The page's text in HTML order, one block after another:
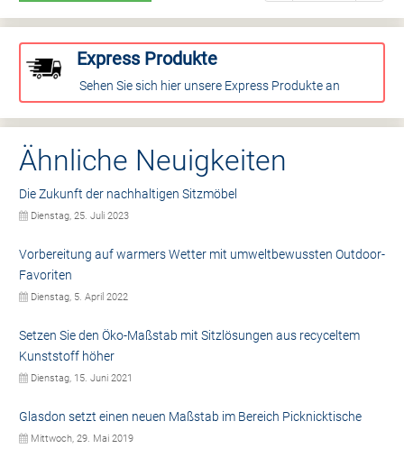
Express Produkte
Sehen Sie sich hier unsere Express Produkte an
Ähnliche Neuigkeiten
Die Zukunft der nachhaltigen Sitzmöbel
Dienstag, 25. Juli 2023
Vorbereitung auf warmers Wetter mit umweltbewussten Outdoor-
Favoriten
Dienstag, 5. April 2022
Setzen Sie den Öko-Maßstab mit Sitzlösungen aus recyceltem
Kunststoff höher
Dienstag, 15. Juni 2021
Glasdon setzt einen neuen Maßstab im Bereich Picknicktische
Mittwoch, 29. Mai 2019